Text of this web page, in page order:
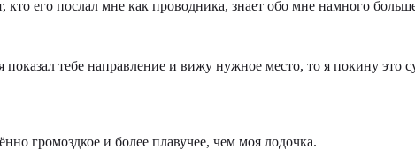
его послал мне как проводника, знает обо мне намного
тебе направление и вижу нужное место, то я покину это
громоздкое и более плавучее, чем моя лодочка.